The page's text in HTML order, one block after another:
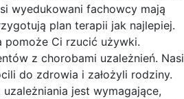
wyedukowani fachowcy mają
plan terapii jak najlepiej.
pomoże Ci rzucić używki.
z chorobami uzależnień. Nasi
do zdrowia i założyli rodziny.
jest wymagające,